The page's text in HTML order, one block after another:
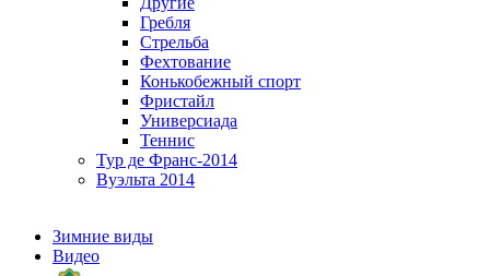
Гребля
Стрельба
Фехтование
Конькобежный спорт
Фристайл
Универсиада
Теннис
Тур де Франс-2014
Вуэльта 2014
Зимние виды
Видео